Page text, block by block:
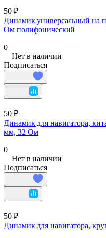
50 ₽
Динамик универсальный на
Ом полифонический
0
Нет в наличии
Подписаться
50 ₽
Динамик для навигатора,
мм, 32 Ом
0
Нет в наличии
Подписаться
50 ₽
Динамик для навигатора,